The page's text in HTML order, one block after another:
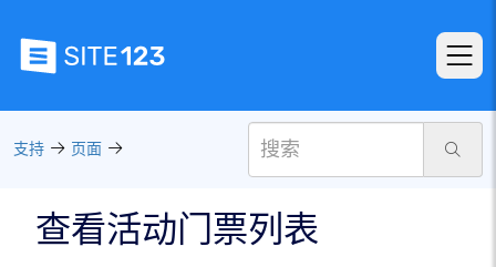
支持 页面
查看活动门票列表